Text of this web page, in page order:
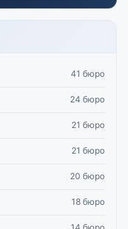
41 бюро
24 бюро
21 бюро
21 бюро
20 бюро
18 бюро